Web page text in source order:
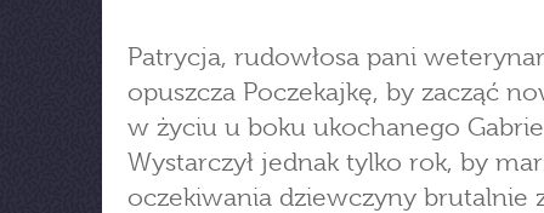
Patrycja, rudowłosa pani
opuszcza Poczekajkę, by zacząć
w życiu u boku ukochanego
Wystarczył jednak tylko rok, by
oczekiwania dziewczyny brutalnie